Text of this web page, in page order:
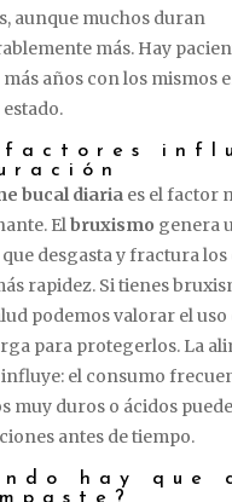
aunque muchos duran
más. Hay
años con los mismos
factores
bucal diariaes el factor
Elbruxismo genera
que desgasta y fractura
rapidez. Si tienes
podemos valorar el
para protegerlos. La
el consumo
muy duros o ácidos
antes de tiempo.
hay que